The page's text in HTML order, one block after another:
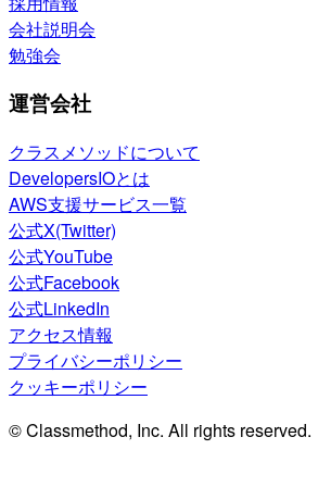
会社説明会
勉強会
運営会社
クラスメソッドについて
DevelopersIOとは
AWS支援サービス一覧
公式X(Twitter)
公式YouTube
公式Facebook
公式LinkedIn
アクセス情報
プライバシーポリシー
クッキーポリシー
© Classmethod, Inc. All rights reserved.